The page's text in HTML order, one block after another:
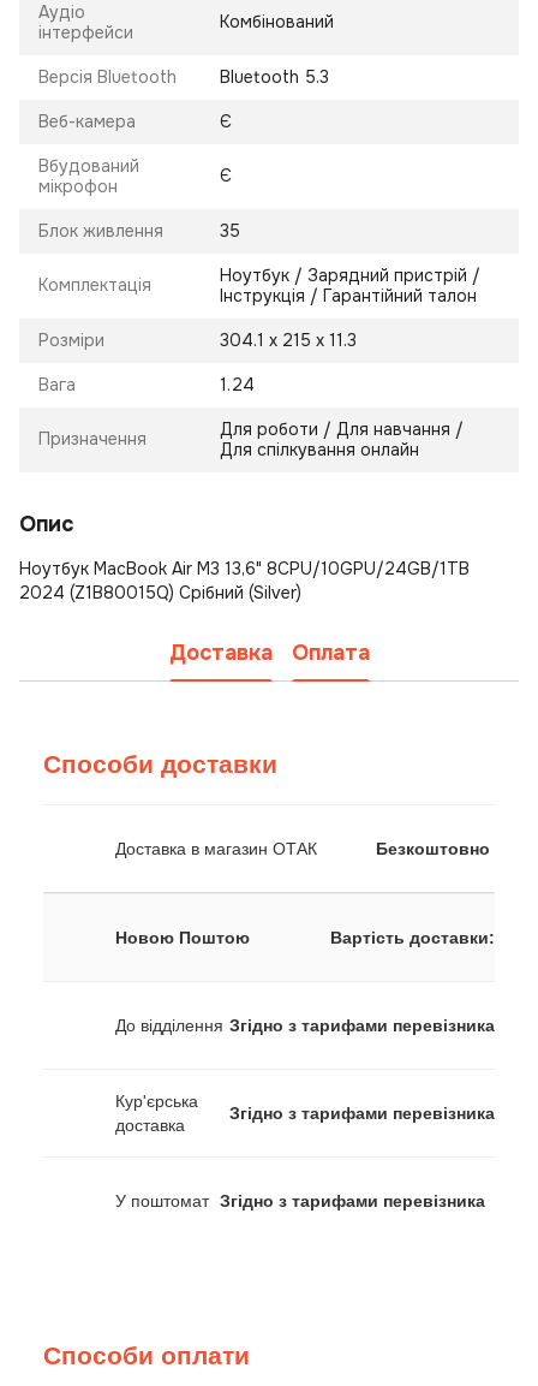
Аудіо
інтерфейси
Комбінований
Версія Bluetooth Bluetooth 5.3
Веб-камера Є
Вбудований
мікрофон
Є
Блок живлення 35
Комплектація
Ноутбук / Зарядний пристрій /
Інструкція / Гарантійний талон
Розміри 304.1 х 215 х 11.3
Вага 1.24
Призначення
Для роботи / Для навчання /
Для спілкування онлайн
Опис
Ноутбук MacBook Air M3 13,6" 8CPU/10GPU/24GB/1TB
2024 (Z1B80015Q) Срібний (Silver)
Доставка Оплата
Способи доставки
Доставка в магазин ОТАК Безкоштовно
Новою Поштою Вартість доставки:
До відділення Згідно з тарифами перевізника
Кур'єрська
доставка
Згідно з тарифами перевізника
У поштомат Згідно з тарифами перевізника
Способи оплати